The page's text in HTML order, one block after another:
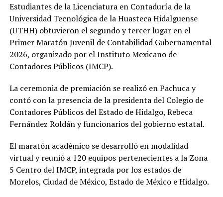
Estudiantes de la Licenciatura en Contaduría de la
Universidad Tecnológica de la Huasteca Hidalguense
(UTHH) obtuvieron el segundo y tercer lugar en el
Primer Maratón Juvenil de Contabilidad Gubernamental
2026, organizado por el Instituto Mexicano de
Contadores Públicos (IMCP).
La ceremonia de premiación se realizó en Pachuca y
contó con la presencia de la presidenta del Colegio de
Contadores Públicos del Estado de Hidalgo, Rebeca
Fernández Roldán y funcionarios del gobierno estatal.
El maratón académico se desarrolló en modalidad
virtual y reunió a 120 equipos pertenecientes a la Zona
5 Centro del IMCP, integrada por los estados de
Morelos, Ciudad de México, Estado de México e Hidalgo.